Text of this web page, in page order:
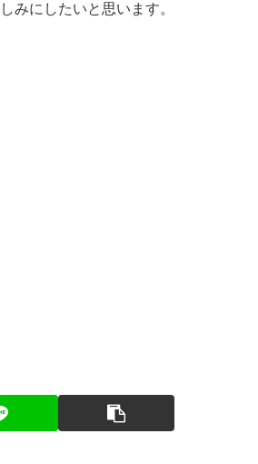
みにしたいと思います。